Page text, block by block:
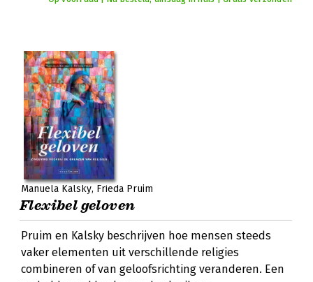
Manuela Kalsky Frieda Pruim
Flexibel geloven
Pruim en Kalsky beschrijven hoe mensen steeds
vaker elementen uit verschillende religies
combineren of van geloofsrichting veranderen. Een